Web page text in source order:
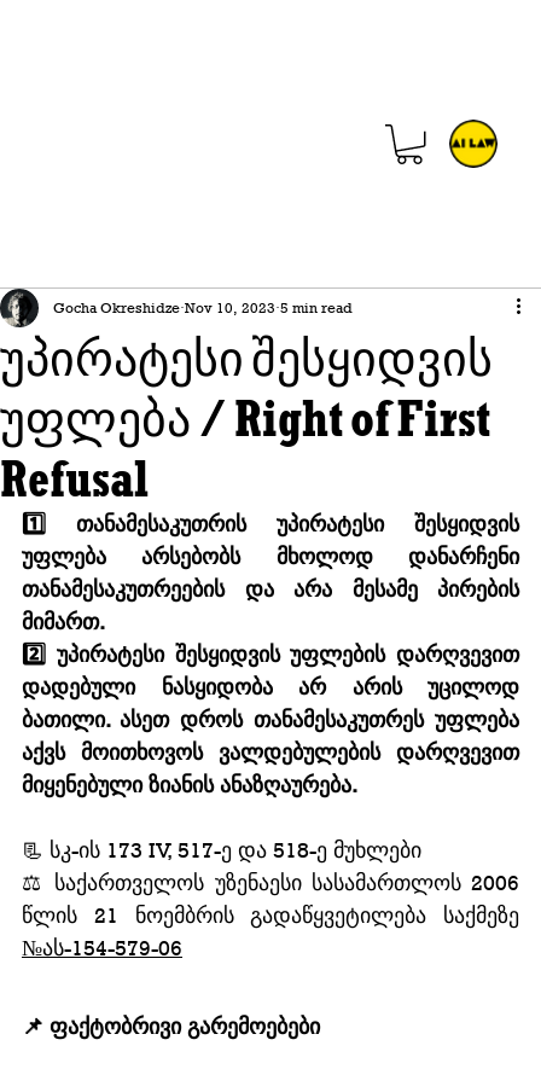
უპირატესი შესყიდვის
უფლება / Right of First
Refusal
Gocha Okreshidze Nov 10, 2023 5 min read
1️⃣ თანამესაკუთრის უპირატესი შესყიდვის
უფლება არსებობს მხოლოდ დანარჩენი
თანამესაკუთრეების და არა მესამე პირების
მიმართ.
2️⃣ უპირატესი შესყიდვის უფლების დარღვევით
დადებული ნასყიდობა არ არის უცილოდ
ბათილი. ასეთ დროს თანამესაკუთრეს უფლება
აქვს მოითხოვოს ვალდებულების დარღვევით
მიყენებული ზიანის ანაზღაურება.
📃 სკ-ის 173 IV, 517-ე და 518-ე მუხლები
⚖️ საქართველოს უზენაესი სასამართლოს 2006
№ას-154-579-06
📌 ფაქტობრივი გარემოებები